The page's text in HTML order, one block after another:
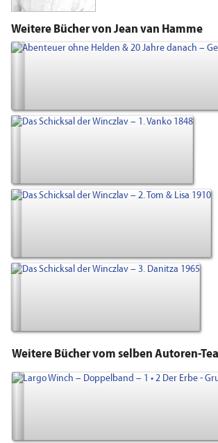
Weitere Bücher von Jean van Hamme
Weitere Bücher vom selben Autoren-